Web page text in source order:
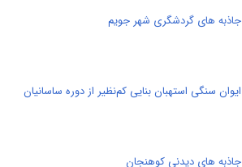
جاذبه های گردشگری شهر جویم
ایوان سنگی استهبان بنايی كم‌نظير از دوره ساسانیان
جاذبه های دیدنی کوهنجان